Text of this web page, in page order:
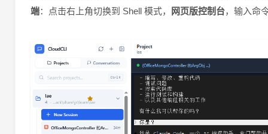
端：点击右上角切换到 Shell 模式， 网页版控制台，输入命